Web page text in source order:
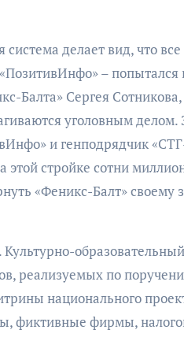
делает вид, что
– попытался
Балта» Сергея
уголовным
и генподрядчик
этой стройке сотни
«Феникс-Балт» своему
реализуемых по
национального
фиктивные фирмы,